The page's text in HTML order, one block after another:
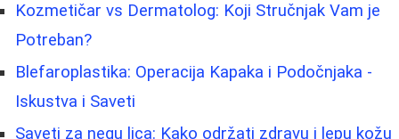
Kozmetičar vs Dermatolog: Koji Stručnjak Vam je
Potreban?
Blefaroplastika: Operacija Kapaka i Podočnjaka -
Iskustva i Saveti
Saveti za negu lica: Kako održati zdravu i lepu kožu